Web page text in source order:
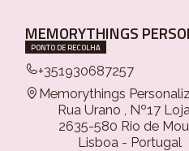
MEMORYTHINGS
PONTO DE RECOLHA
+351930687257
Memorythings
Rua Urano , Nº17
2635-580 Rio de
Lisboa - Portugal